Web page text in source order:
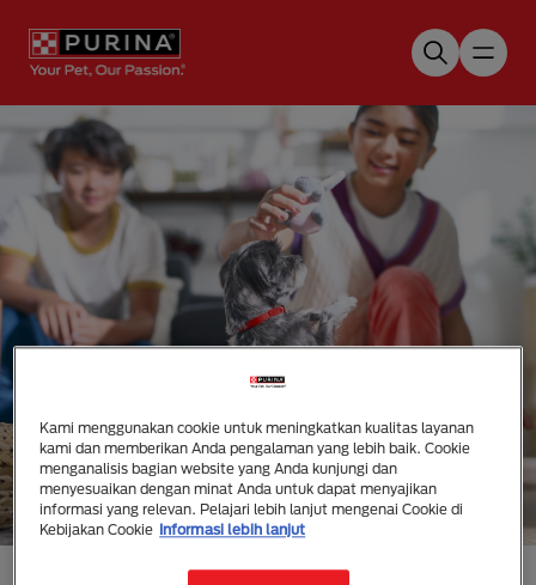
Mengenal Purina
Kami menggunakan cookie untuk meningkatkan kualitas layanan
kami dan memberikan Anda pengalaman yang lebih baik. Cookie
menganalisis bagian website yang Anda kunjungi dan
menyesuaikan dengan minat Anda untuk dapat menyajikan
informasi yang relevan. Pelajari lebih lanjut mengenai Cookie di
Kebijakan Cookie
Informasi lebih lanjut